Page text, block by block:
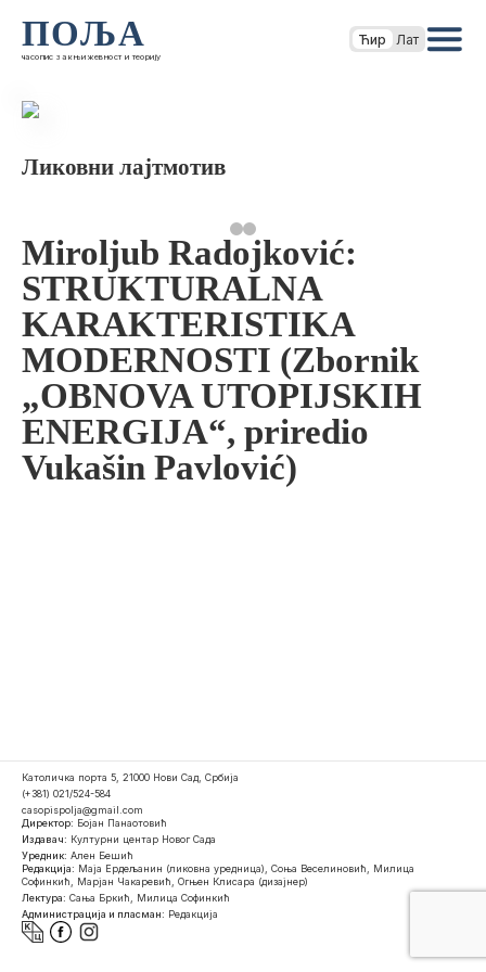
ПОЉА
часопис за књижевност и теорију
Ћир Лат
Ликовни лајтмотив
Miroljub Radojković:
STRUKTURALNA
KARAKTERISTIKA
MODERNOSTI (Zbornik
„OBNOVA UTOPIJSKIH
ENERGIJA“, priredio
Vukašin Pavlović)
Католичка порта 5, 21000 Нови Сад, Србија
(+381) 021/524-584
casopispolja@gmail.com
Директор: Бојан Панаотовић
Издавач: Културни центар Новог Сада
Уредник: Ален Бешић
Редакција: Маја Ердељанин (ликовна уредница), Соња Веселиновић, Милица
Софинкић, Марјан Чакаревић, Огњен Клисара (дизајнер)
Лектура: Сања Бркић, Милица Софинкић
Администрација и пласман: Редакција